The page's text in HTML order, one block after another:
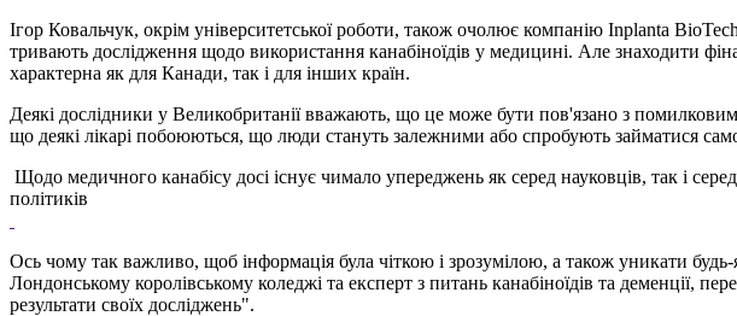
Ігор Ковальчук, окрім університетської роботи, також очолює компанію Inplanta
тривають дослідження щодо використання канабіноїдів у медицині. Але знаходити
характерна як для Канади, так і для інших країн.
Деякі дослідники у Великобританії вважають, що це може бути пов'язано з
що деякі лікарі побоюються, що люди стануть залежними або спробують займатися
Щодо медичного канабісу досі існує чимало упереджень як серед науковців, так і серед
політиків
Ось чому так важливо, щоб інформація була чіткою і зрозумілою, а також уникати
Лондонському королівському коледжі та експерт з питань канабіноїдів та
результати своїх досліджень".